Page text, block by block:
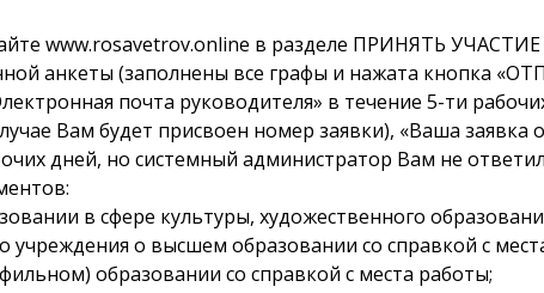
www.rosavetrov.online в разделе ПРИНЯТЬ
анкеты (заполнены все графы и нажата кнопка
почта руководителя» в течение 5-ти
Вам будет присвоен номер заявки), «Ваша заявка
дней, но системный администратор Вам не
в сфере культуры, художественного
о высшем образовании со справкой с
образовании со справкой с места работы;